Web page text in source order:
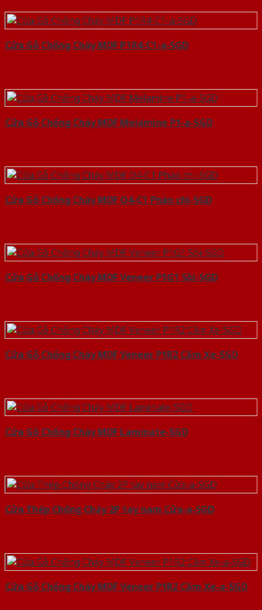
Cửa Gỗ Chống Cháy MDF P1R4-C1-a-SGD
Cửa Gỗ Chống Cháy MDF Melamine P1-a-SGD
Cửa Gỗ Chống Cháy MDF O4-C1 Phào chi-SGD
Cửa Gỗ Chống Cháy MDF Veneer P1G1 Sồi-SGD
Cửa Gỗ Chống Cháy MDF Veneer P1R2 Căm Xe-SGD
Cửa Gỗ Chống Cháy MDF Laminate-SGD
Cửa Thép Chống Cháy 2P tay nam Cửa-a-SGD
Cửa Gỗ Chống Cháy MDF Veneer P1R2 Căm Xe-a-SGD